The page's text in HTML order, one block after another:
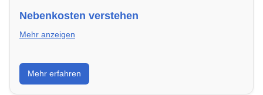
Nebenkosten verstehen
Mehr anzeigen
Erfahre, welche Nebenkosten rechtmäßig sind und
wie du deine monatliche Belastung optimieren
kannst.
Mehr erfahren